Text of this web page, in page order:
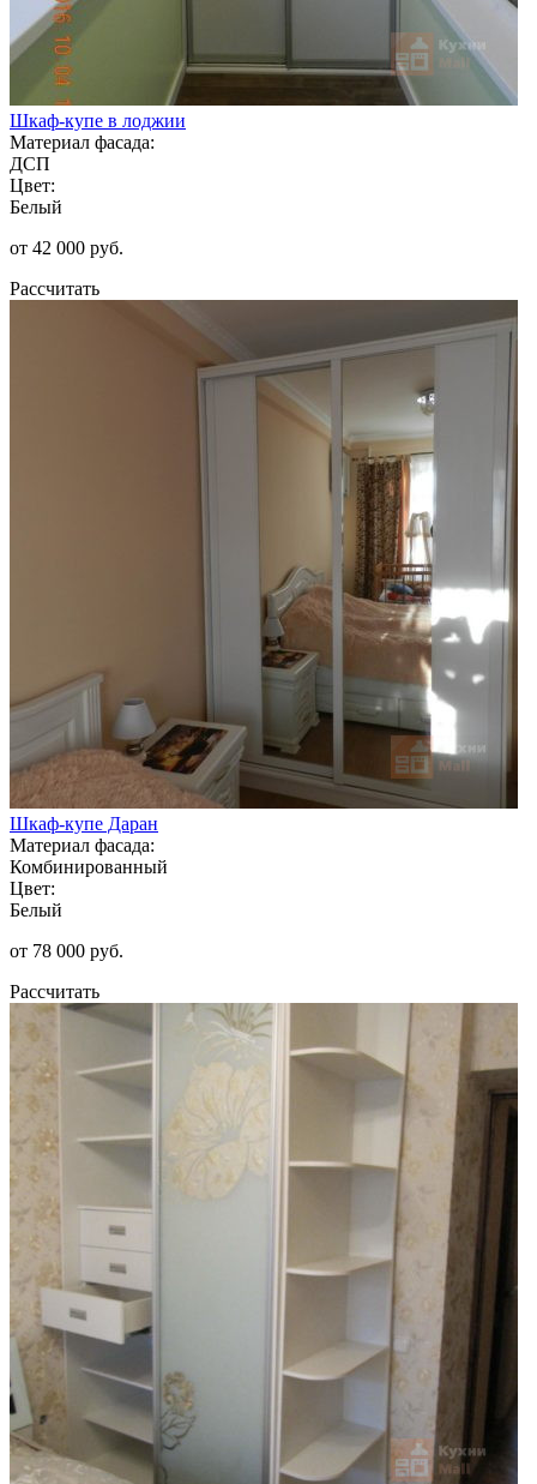
Шкаф-купе в лоджии
Материал фасада:
ДСП
Цвет:
Белый
от 42 000 руб.
Рассчитать
Шкаф-купе Даран
Материал фасада:
Комбинированный
Цвет:
Белый
от 78 000 руб.
Рассчитать